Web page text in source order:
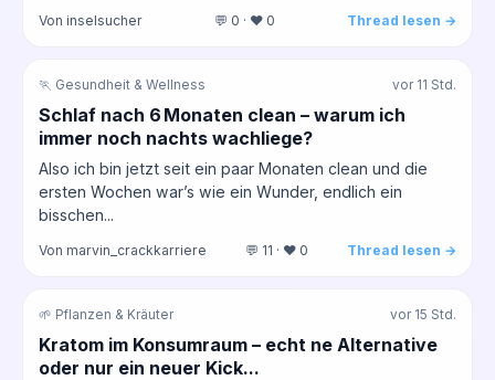
Von inselsucher 💬 0 · ❤️ 0 Thread lesen →
🏃 Gesundheit & Wellness vor 11 Std.
Schlaf nach 6 Monaten clean – warum ich
immer noch nachts wachliege?
Also ich bin jetzt seit ein paar Monaten clean und die
ersten Wochen war’s wie ein Wunder, endlich ein
bisschen...
Von marvin_crackkarriere 💬 11 · ❤️ 0 Thread lesen →
🌱 Pflanzen & Kräuter vor 15 Std.
Kratom im Konsumraum – echt ne Alternative
oder nur ein neuer Kick...